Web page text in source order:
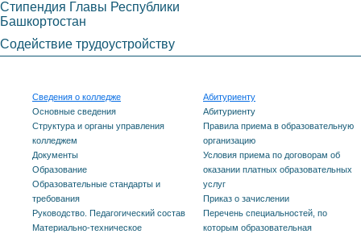
Стипендия Главы Республики
Башкортостан
Содействие трудоустройству
Сведения о колледже
Основные сведения
Структура и органы управления
колледжем
Документы
Образование
Образовательные стандарты и
требования
Руководство. Педагогический состав
Материально-техническое
Абитуриенту
Абитуриенту
Правила приема в образовательную
организацию
Условия приема по договорам об
оказании платных образовательных
услуг
Приказ о зачислении
Перечень специальностей, по
которым образовательная